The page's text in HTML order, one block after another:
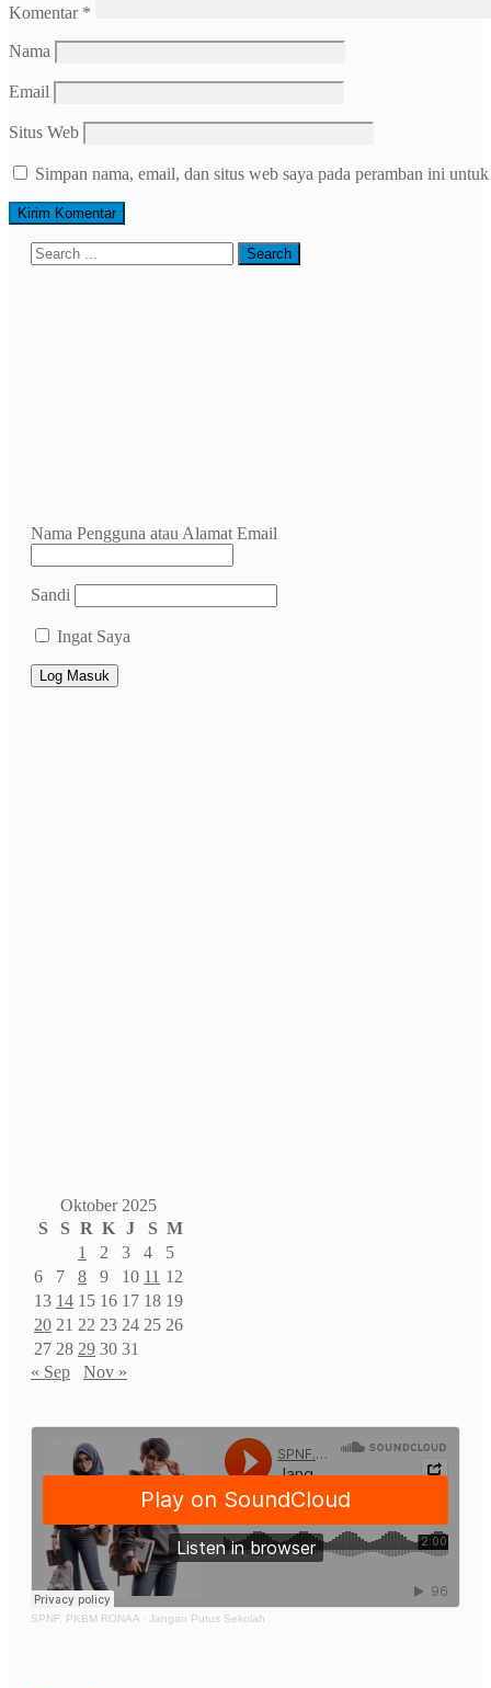
Komentar *
Nama
Email
Situs Web
Simpan nama, email, dan situs web saya pada peramban ini
Nama Pengguna atau Alamat Email
Sandi
Ingat Saya
Oktober 2025
S
S R K J S M
1
2 3 4
5
6
7 8 9 10 11 12
13 14 15 16 17 18 19
20 21 22 23 24 25 26
27 28 29 30 31
« Sep
Nov »
SPNF. PKBM RONAA · Jangan Putus Sekolah